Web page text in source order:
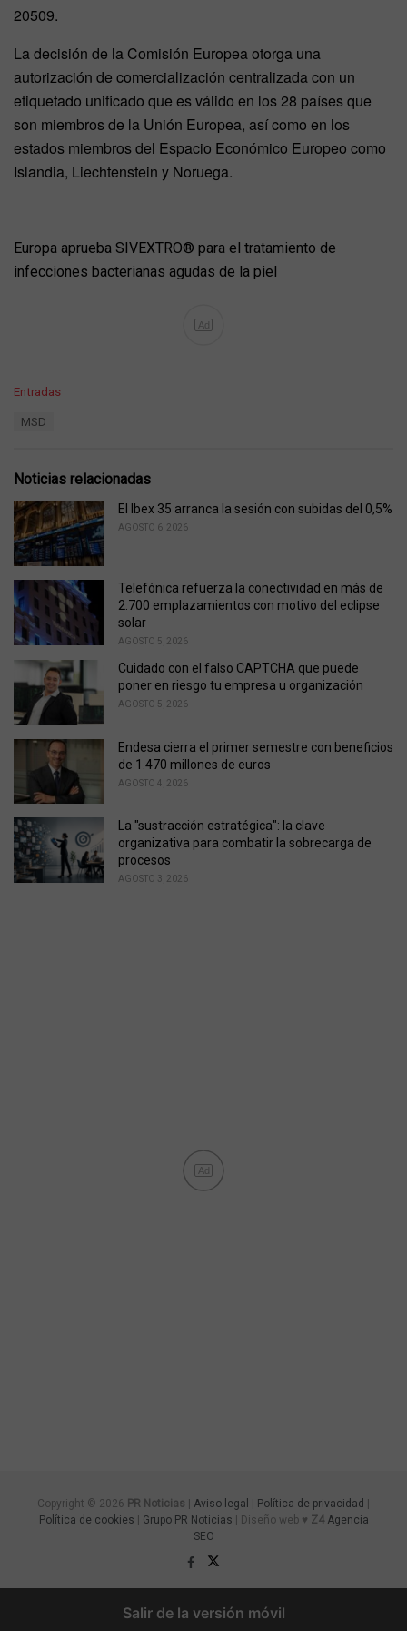
20509.
La decisión de la Comisión Europea otorga una
autorización de comercialización centralizada con un
etiquetado unificado que es válido en los 28 países que
son miembros de la Unión Europea, así como en los
estados miembros del Espacio Económico Europeo como
Islandia, Liechtenstein y Noruega.
Europa aprueba SIVEXTRO® para el tratamiento de
infecciones bacterianas agudas de la piel
Ad
C
o
i
e
s
Entradas
:
MSD
Noticias relacionadas
El Ibex 35 arranca la sesión con subidas del 0,5%
AGOSTO 6, 2026
Telefónica refuerza la conectividad en más de
2.700 emplazamientos con motivo del eclipse
solar
AGOSTO 5, 2026
Cuidado con el falso CAPTCHA que puede
poner en riesgo tu empresa u organización
AGOSTO 5, 2026
Endesa cierra el primer semestre con beneficios
de 1.470 millones de euros
AGOSTO 4, 2026
La "sustracción estratégica": la clave
organizativa para combatir la sobrecarga de
procesos
AGOSTO 3, 2026
Ad
Copyright © 2026 PR Noticias Aviso legal Política de privacidad
Política de cookies
Grupo PR Noticias | Diseño web ♥ Z4 Agencia
SEO
Salir de la versión móvil